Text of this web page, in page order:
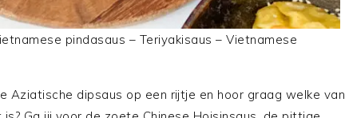
pindasaus – Teriyakisaus – Vietnamese
Aziatische dipsaus op een rijtje en hoor graag welke van